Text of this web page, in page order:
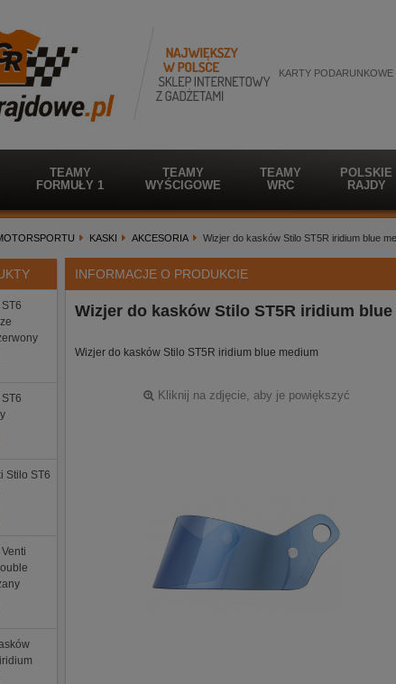
KARTY PODARUNKOWE
TEAMY
FORMUŁY 1
TEAMY
WYŚCIGOWE
TEAMY
WRC
POLSKIE
RAJDY
KASKI AKCESORIA Wizjer do kasków Stilo ST5R iridium blue
Stilo ST6
INFORMACJE O PRODUKCIE
Wizjer do kasków Stilo ST5R iridium blue
Wizjer do kasków Stilo ST5R iridium blue medium
Kliknij na zdjęcie, aby je powiększyć